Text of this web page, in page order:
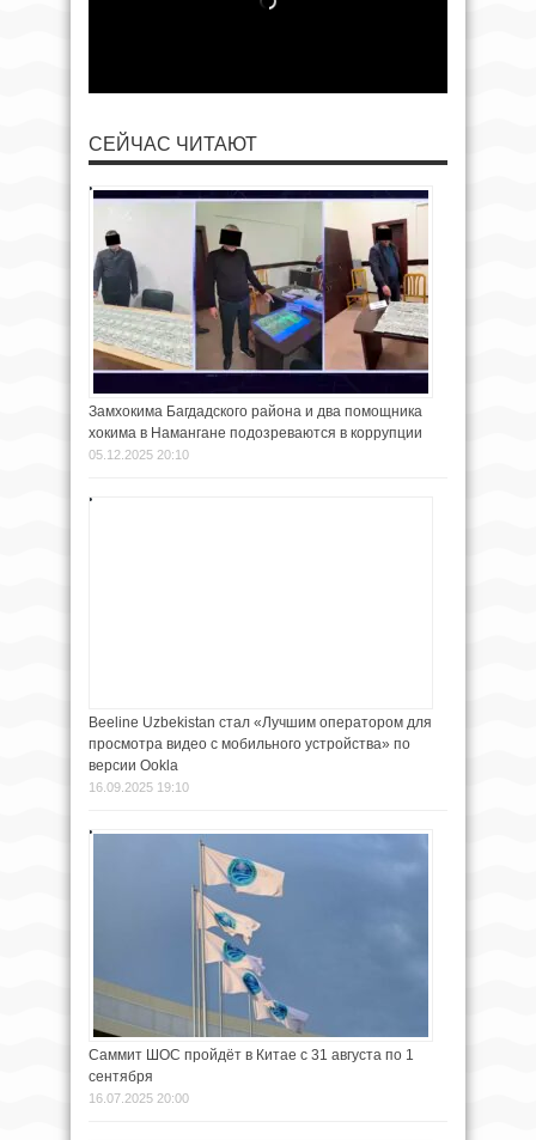
СЕЙЧАС ЧИТАЮТ
Замхокима Багдадского района и два помощника
хокима в Намангане подозреваются в коррупции
05.12.2025 20:10
Beeline Uzbekistan стал «Лучшим оператором для
просмотра видео с мобильного устройства» по
версии Ookla
16.09.2025 19:10
Саммит ШОС пройдёт в Китае с 31 августа по 1
сентября
16.07.2025 20:00